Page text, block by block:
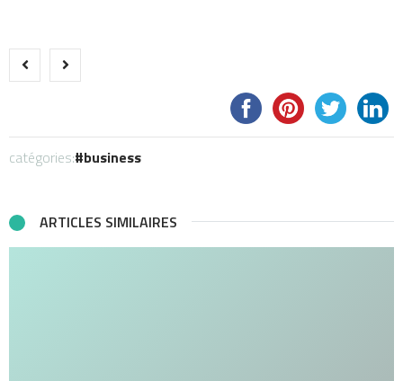
catégories: business
ARTICLES SIMILAIRES